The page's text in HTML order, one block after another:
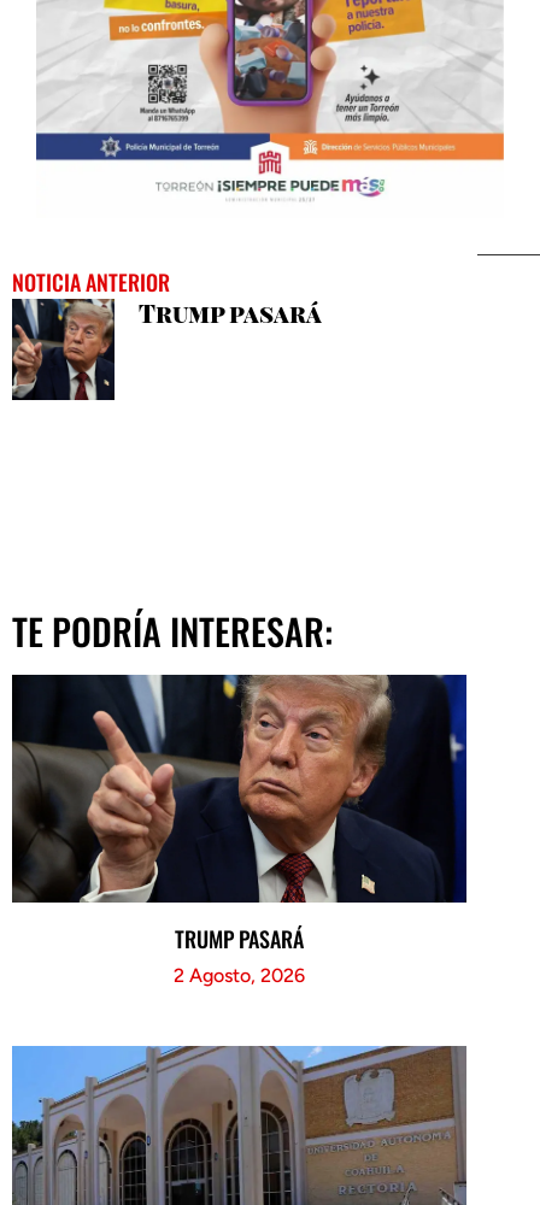
NOTICIA ANTERIOR
Trump pasará
TE PODRÍA INTERESAR:
TRUMP PASARÁ
2 Agosto, 2026